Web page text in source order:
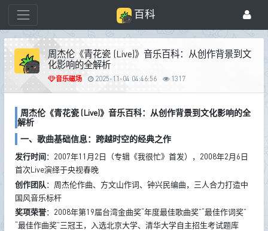
百科
周杰伦《青花瓷 (Live)》音乐百科：从创作背景到文
化影响的全解析
音乐磁场 2025-11-04 04:46:56 1317
周杰伦《青花瓷 (Live)》音乐百科：从创作背景到文化影响的全
解析
一、歌曲基础信息：跨越时空的经典之作
发行时间：2007年11月2日（专辑《我很忙》首发），2008年2月6日
首次Live演绎于央视春晚
创作团队：周杰伦作曲、方文山作词、钟兴民编曲，三人合力打造中
国风音乐标杆
奖项荣誉：2008年第19届台湾金曲奖“年度最佳歌曲奖”“最佳作词奖”
“最佳作曲奖”三冠王，入选北京大学、清华大学自主招生考试题库